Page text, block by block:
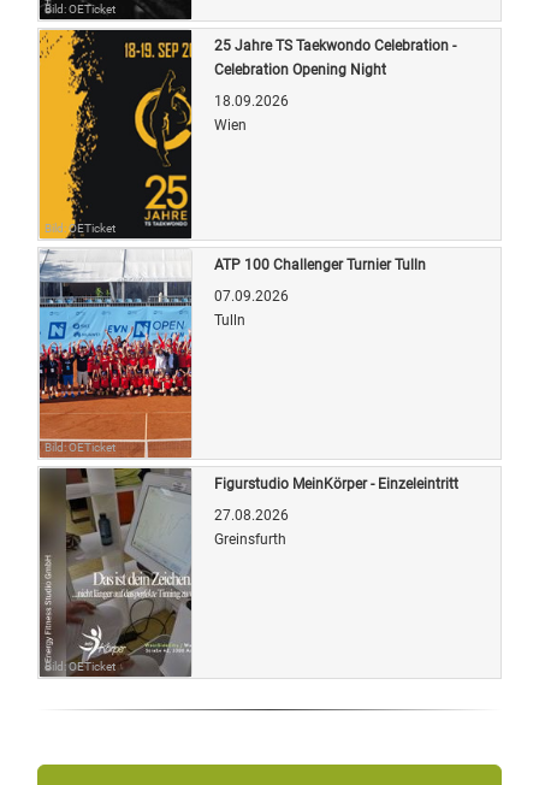
Bild: OETicket
Bild: OETicket
25 Jahre TS Taekwondo Celebration -
Celebration Opening Night
18.09.2026
Wien
Bild: OETicket
ATP 100 Challenger Turnier Tulln
07.09.2026
Tulln
Bild: OETicket
Figurstudio MeinKörper - Einzeleintritt
27.08.2026
Greinsfurth